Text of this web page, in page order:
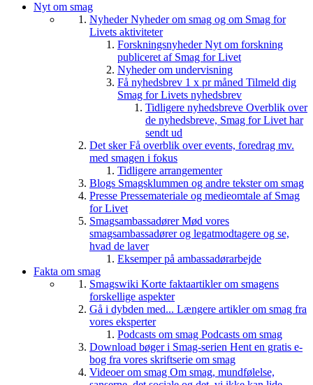
Nyt om smag
NyhederNyheder om smag og om Smag for
Livets aktiviteter
ForskningsnyhederNyt om forskning
publiceret af Smag for Livet
Nyheder om undervisning
Få nyhedsbrev 1 x pr måned Tilmeld dig
Smag for Livets nyhedsbrev
Tidligere nyhedsbreve Overblik over
de nyhedsbreve, Smag for Livet har
sendt ud
Det skerFå overblik over events, foredrag mv.
med smagen i fokus
Tidligere arrangementer
Blogs Smagsklummen og andre tekster om smag
Presse Pressemateriale og medieomtale af Smag
for Livet
SmagsambassadørerMød vores
smagsambassadører og legatmodtagere og se,
hvad de laver
Eksemper på ambassadørarbejde
Fakta om smag
Smagswiki Korte faktaartikler om smagens
forskellige aspekter
Gå i dybden med... Længere artikler om smag fra
vores eksperter
Podcasts om smag Podcasts om smag
Download bøger i Smag-serien Hent en gratis e-
bog fra vores skriftserie om smag
Videoer om smag Om smag, mundfølelse,